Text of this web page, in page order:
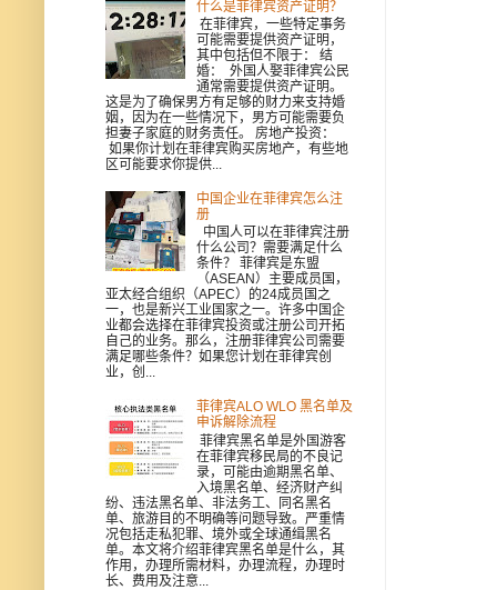
什么是菲律宾资产证明？
在菲律宾，一些特定事务
可能需要提供资产证明，
其中包括但不限于： 结
婚： 外国人娶菲律宾公民
通常需要提供资产证明。
这是为了确保男方有足够的财力来支持婚
姻，因为在一些情况下，男方可能需要负
担妻子家庭的财务责任。 房地产投资：
如果你计划在菲律宾购买房地产，有些地
区可能要求你提供...
中国企业在菲律宾怎么注
册
中国人可以在菲律宾注册
什么公司？需要满足什么
条件？ 菲律宾是东盟
（ASEAN）主要成员国，
亚太经合组织（APEC）的24成员国之
一，也是新兴工业国家之一。许多中国企
业都会选择在菲律宾投资或注册公司开拓
自己的业务。那么，注册菲律宾公司需要
满足哪些条件？如果您计划在菲律宾创
业，创...
菲律宾ALO WLO 黑名单及
申诉解除流程
菲律宾黑名单是外国游客
在菲律宾移民局的不良记
录，可能由逾期黑名单、
入境黑名单、经济财产纠
纷、违法黑名单、非法务工、同名黑名
单、旅游目的不明确等问题导致。严重情
况包括走私犯罪、境外或全球通缉黑名
单。本文将介绍菲律宾黑名单是什么，其
作用，办理所需材料，办理流程，办理时
长、费用及注意...